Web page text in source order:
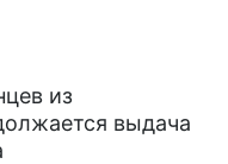
из
выдача